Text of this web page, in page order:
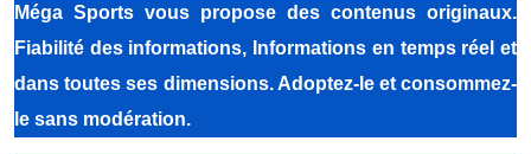
Méga Sports vous propose des contenus originaux.
Fiabilité des informations, Informations en temps réel et
dans toutes ses dimensions. Adoptez-le et consommez-
le sans modération.